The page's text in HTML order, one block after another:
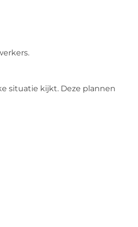
situatie kijkt. Deze plannen